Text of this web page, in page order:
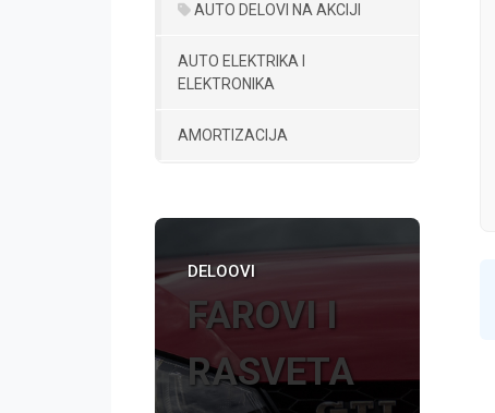
AUTO DELOVI NA AKCIJI
AUTO ELEKTRIKA I
ELEKTRONIKA
AMORTIZACIJA
DELOOVI
FAROVI I
RASVETA